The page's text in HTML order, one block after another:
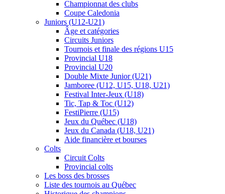
Championnat des clubs
Coupe Caledonia
Juniors (U12-U21)
Âge et catégories
Circuits Juniors
Tournois et finale des régions U15
Provincial U18
Provincial U20
Double Mixte Junior (U21)
Jamboree (U12, U15, U18, U21)
Festival Inter-Jeux (U18)
Tic, Tap & Toc (U12)
FestiPierre (U15)
Jeux du Québec (U18)
Jeux du Canada (U18, U21)
Aide financière et bourses
Colts
Circuit Colts
Provincial colts
Les boss des brosses
Liste des tournois au Québec